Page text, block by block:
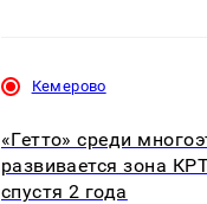
Кемерово
«Гетто» среди
развивается зона
спустя 2 года